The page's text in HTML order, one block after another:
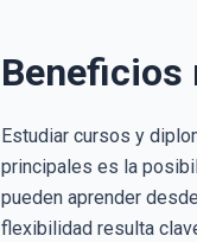
Beneficios
Estudiar cursos y
principales es la
pueden aprender
flexibilidad resulta